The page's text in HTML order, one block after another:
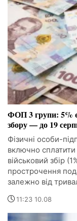
ФОП 3 групи: 5%
збору — до 19
Фізичні особи-
включно
військовий збір
прострочення
залежно від
11:23 10.08